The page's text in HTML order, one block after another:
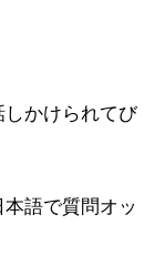
かけられてび
語で質問オッ